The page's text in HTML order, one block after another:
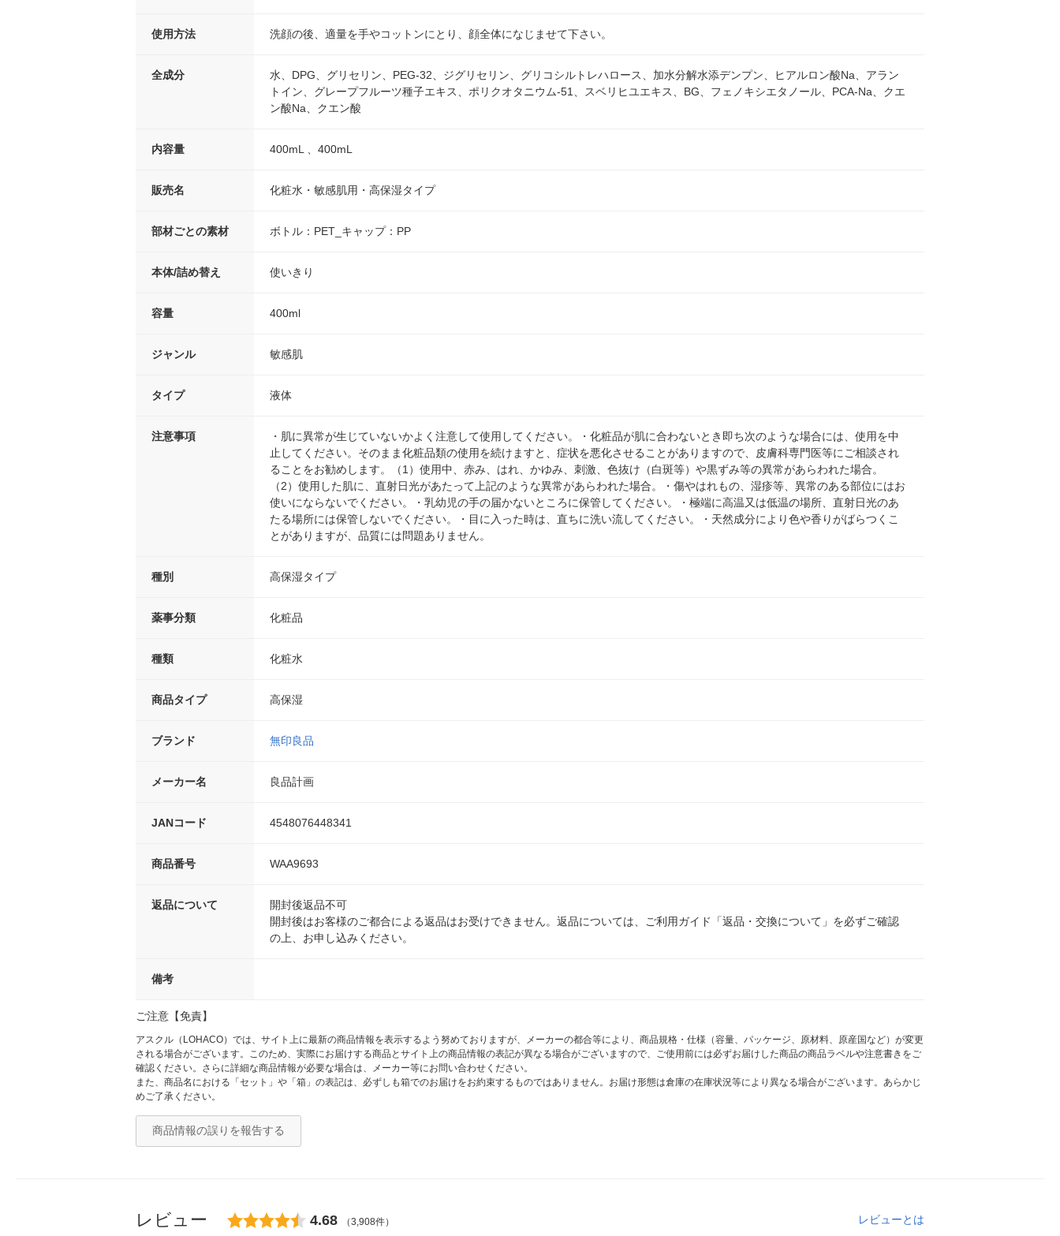
使用方法 洗顔の後、適量を手やコットンにとり、顔全体になじませて下さい。
全成分
水、DPG、グリセリン、PEG-32、ジグリセリン、グリコシルトレハロース、加水分解水添デンプン、ヒアルロン酸Na、アラン
トイン、グレープフルーツ種子エキス、ポリクオタニウム-51、スベリヒユエキス、BG、フェノキシエタノール、PCA-Na、クエ
ン酸Na、クエン酸
内容量 400mL 、400mL
販売名 化粧水・敏感肌用・高保湿タイプ
部材ごとの素材 ボトル：PET_キャップ：PP
本体/詰め替え 使いきり
容量 400ml
ジャンル 敏感肌
タイプ 液体
注意事項
・肌に異常が生じていないかよく注意して使用してください。・化粧品が肌に合わないとき即ち次のような場合には、使用を中
止してください。そのまま化粧品類の使用を続けますと、症状を悪化させることがありますので、皮膚科専門医等にご相談され
ることをお勧めします。（1）使用中、赤み、はれ、かゆみ、刺激、色抜け（白斑等）や黒ずみ等の異常があらわれた場合。
（2）使用した肌に、直射日光があたって上記のような異常があらわれた場合。・傷やはれもの、湿疹等、異常のある部位にはお
使いにならないでください。・乳幼児の手の届かないところに保管してください。・極端に高温又は低温の場所、直射日光のあ
たる場所には保管しないでください。・目に入った時は、直ちに洗い流してください。・天然成分により色や香りがばらつくこ
とがありますが、品質には問題ありません。
種別 高保湿タイプ
薬事分類 化粧品
種類 化粧水
商品タイプ 高保湿
ブランド 無印良品
メーカー名 良品計画
JANコード 4548076448341
商品番号 WAA9693
返品について
開封後返品不可
開封後はお客様のご都合による返品はお受けできません。返品については、ご利用ガイド「返品・交換について」を必ずご確認
の上、お申し込みください。
備考
ご注意【免責】
アスクル（LOHACO）では、サイト上に最新の商品情報を表示するよう努めておりますが、メーカーの都合等により、商品規格・仕様（容量、パッケージ、原材料、原産国など）が変更
される場合がございます。このため、実際にお届けする商品とサイト上の商品情報の表記が異なる場合がございますので、ご使用前には必ずお届けした商品の商品ラベルや注意書きをご
確認ください。さらに詳細な商品情報が必要な場合は、メーカー等にお問い合わせください。
また、商品名における「セット」や「箱」の表記は、必ずしも箱でのお届けをお約束するものではありません。お届け形態は倉庫の在庫状況等により異なる場合がございます。あらかじ
めご了承ください。
商品情報の誤りを報告する
レビュー 4.68 （3,908件） レビューとは